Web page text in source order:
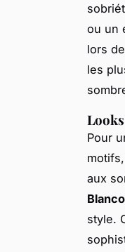
ou un
lors
les
Pour
aux
Blanco
style.